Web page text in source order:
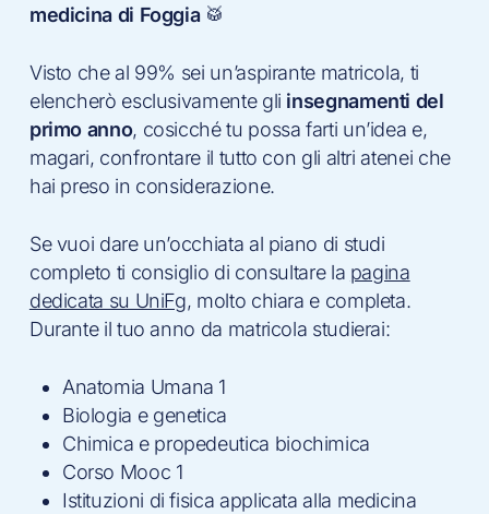
medicina di Foggia🥁
Visto che al 99% sei un’aspirante matricola, ti
elencherò esclusivamente gli insegnamenti del
primo anno, cosicché tu possa farti un’idea e,
magari, confrontare il tutto con gli altri atenei che
hai preso in considerazione.
Se vuoi dare un’occhiata al piano di studi
completo ti consiglio di consultare la pagina
dedicata su UniFg, molto chiara e completa.
Durante il tuo anno da matricola studierai:
Anatomia Umana 1
Biologia e genetica
Chimica e propedeutica biochimica
Corso Mooc 1
Istituzioni di fisica applicata alla medicina